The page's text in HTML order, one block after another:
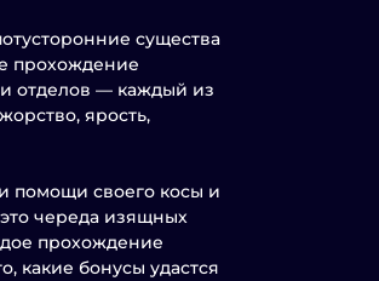
существа
прохождение
отделов — каждый из
ярость,
помощи своего косы и
череда изящных
прохождение
какие бонусы удастся